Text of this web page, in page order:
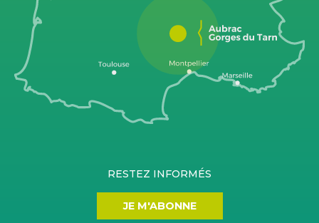
RESTEZ INFORMÉS
JE M'ABONNE